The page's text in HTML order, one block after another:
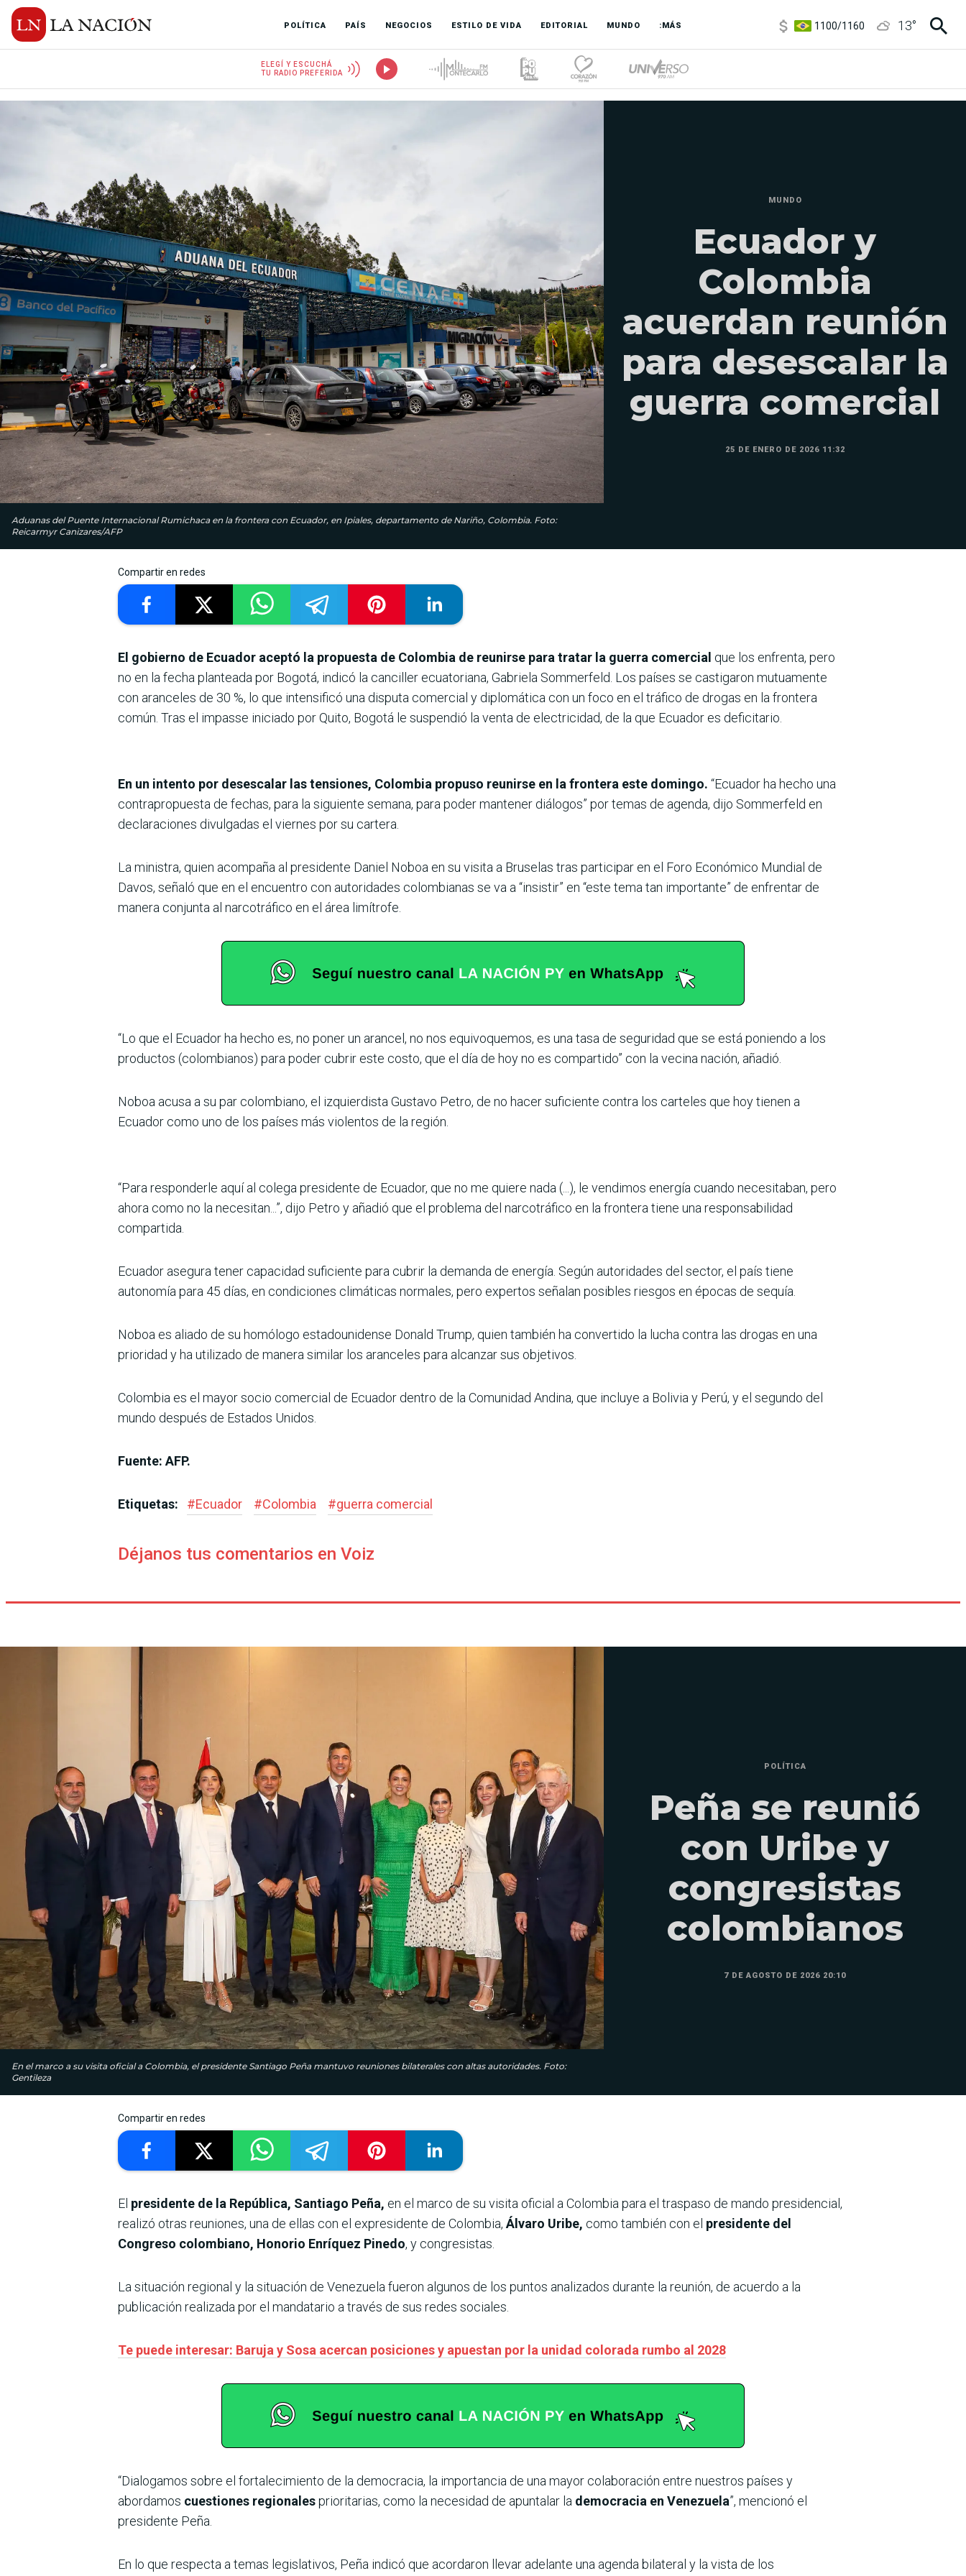
POLÍTICA PAÍS NEGOCIOS ESTILO DE VIDA EDITORIAL MUNDO :MÁS
3,8/4
13°
ELEGÍ Y ESCUCHÁ
TU RADIO PREFERIDA
Aduanas del Puente Internacional Rumichaca en la frontera con Ecuador, en Ipiales, departamento de Nariño, Colombia. Foto:
Reicarmyr Canizares/AFP
MUNDO
Ecuador y
Colombia
acuerdan reunión
para desescalar la
guerra comercial
25 DE ENERO DE 2026 11:32
Compartir en redes
El gobierno de Ecuador aceptó la propuesta de Colombia de reunirse para tratar la guerra comercial que los enfrenta, pero
no en la fecha planteada por Bogotá, indicó la canciller ecuatoriana, Gabriela Sommerfeld. Los países se castigaron mutuamente
con aranceles de 30 %, lo que intensificó una disputa comercial y diplomática con un foco en el tráfico de drogas en la frontera
común. Tras el impasse iniciado por Quito, Bogotá le suspendió la venta de electricidad, de la que Ecuador es deficitario.
En un intento por desescalar las tensiones, Colombia propuso reunirse en la frontera este domingo. “Ecuador ha hecho una
contrapropuesta de fechas, para la siguiente semana, para poder mantener diálogos” por temas de agenda, dijo Sommerfeld en
declaraciones divulgadas el viernes por su cartera.
La ministra, quien acompaña al presidente Daniel Noboa en su visita a Bruselas tras participar en el Foro Económico Mundial de
Davos, señaló que en el encuentro con autoridades colombianas se va a “insistir” en “este tema tan importante” de enfrentar de
manera conjunta al narcotráfico en el área limítrofe.
“Lo que el Ecuador ha hecho es, no poner un arancel, no nos equivoquemos, es una tasa de seguridad que se está poniendo a los
productos (colombianos) para poder cubrir este costo, que el día de hoy no es compartido” con la vecina nación, añadió.
Noboa acusa a su par colombiano, el izquierdista Gustavo Petro, de no hacer suficiente contra los carteles que hoy tienen a
Ecuador como uno de los países más violentos de la región.
“Para responderle aquí al colega presidente de Ecuador, que no me quiere nada (...), le vendimos energía cuando necesitaban, pero
ahora como no la necesitan...”, dijo Petro y añadió que el problema del narcotráfico en la frontera tiene una responsabilidad
compartida.
Ecuador asegura tener capacidad suficiente para cubrir la demanda de energía. Según autoridades del sector, el país tiene
autonomía para 45 días, en condiciones climáticas normales, pero expertos señalan posibles riesgos en épocas de sequía.
Noboa es aliado de su homólogo estadounidense Donald Trump, quien también ha convertido la lucha contra las drogas en una
prioridad y ha utilizado de manera similar los aranceles para alcanzar sus objetivos.
Colombia es el mayor socio comercial de Ecuador dentro de la Comunidad Andina, que incluye a Bolivia y Perú, y el segundo del
mundo después de Estados Unidos.
Fuente: AFP.
Etiquetas: #Ecuador #Colombia #guerra comercial
Déjanos tus comentarios en Voiz
En el marco a su visita oficial a Colombia, el presidente Santiago Peña mantuvo reuniones bilaterales con altas autoridades. Foto:
Gentileza
POLÍTICA
Peña se reunió
con Uribe y
congresistas
colombianos
7 DE AGOSTO DE 2026 20:10
Compartir en redes
El presidente de la República, Santiago Peña, en el marco de su visita oficial a Colombia para el traspaso de mando presidencial,
realizó otras reuniones, una de ellas con el expresidente de Colombia, Álvaro Uribe, como también con el presidente del
Congreso colombiano, Honorio Enríquez Pinedo, y congresistas.
La situación regional y la situación de Venezuela fueron algunos de los puntos analizados durante la reunión, de acuerdo a la
publicación realizada por el mandatario a través de sus redes sociales.
Te puede interesar: Baruja y Sosa acercan posiciones y apuestan por la unidad colorada rumbo al 2028
“Dialogamos sobre el fortalecimiento de la democracia, la importancia de una mayor colaboración entre nuestros países y
abordamos cuestiones regionalesprioritarias, como la necesidad de apuntalar la democracia en Venezuela”, mencionó el
presidente Peña.
En lo que respecta a temas legislativos, Peña indicó que acordaron llevar adelante una agenda bilateral y la vista de los